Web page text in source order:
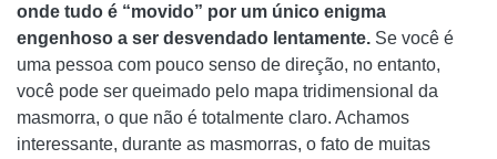
onde tudo é “movido” por um único enigma
engenhoso a ser desvendado lentamente. Se você é
uma pessoa com pouco senso de direção, no entanto,
você pode ser queimado pelo mapa tridimensional da
masmorra, o que não é totalmente claro. Achamos
interessante, durante as masmorras, o fato de muitas